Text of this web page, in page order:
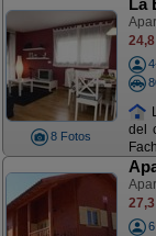
8 Fotos
La
del